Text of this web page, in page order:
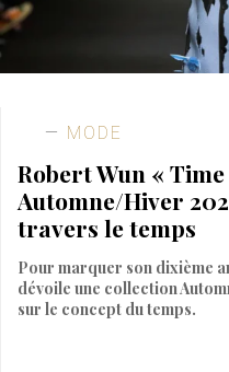
MODE
Robert Wun «
Automne/Hiver
travers le temps
Pour marquer son dixième
dévoile une collection
sur le concept du temps.